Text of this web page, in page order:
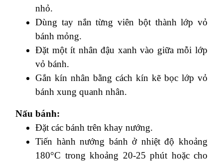
nhỏ.
Dùng tay nắn từng viên bột thành lớp vỏ
bánh mỏng.
Đặt một ít nhân đậu xanh vào giữa mỗi lớp
vỏ bánh.
Gắn kín nhân bằng cách kín kẽ bọc lớp vỏ
bánh xung quanh nhân.
Nấu bánh:
Đặt các bánh trên khay nướng.
Tiến hành nướng bánh ở nhiệt độ khoảng
180°C trong khoảng 20-25 phút hoặc cho